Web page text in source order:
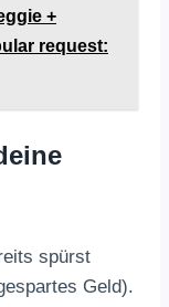
+
request:
spürst
Geld).